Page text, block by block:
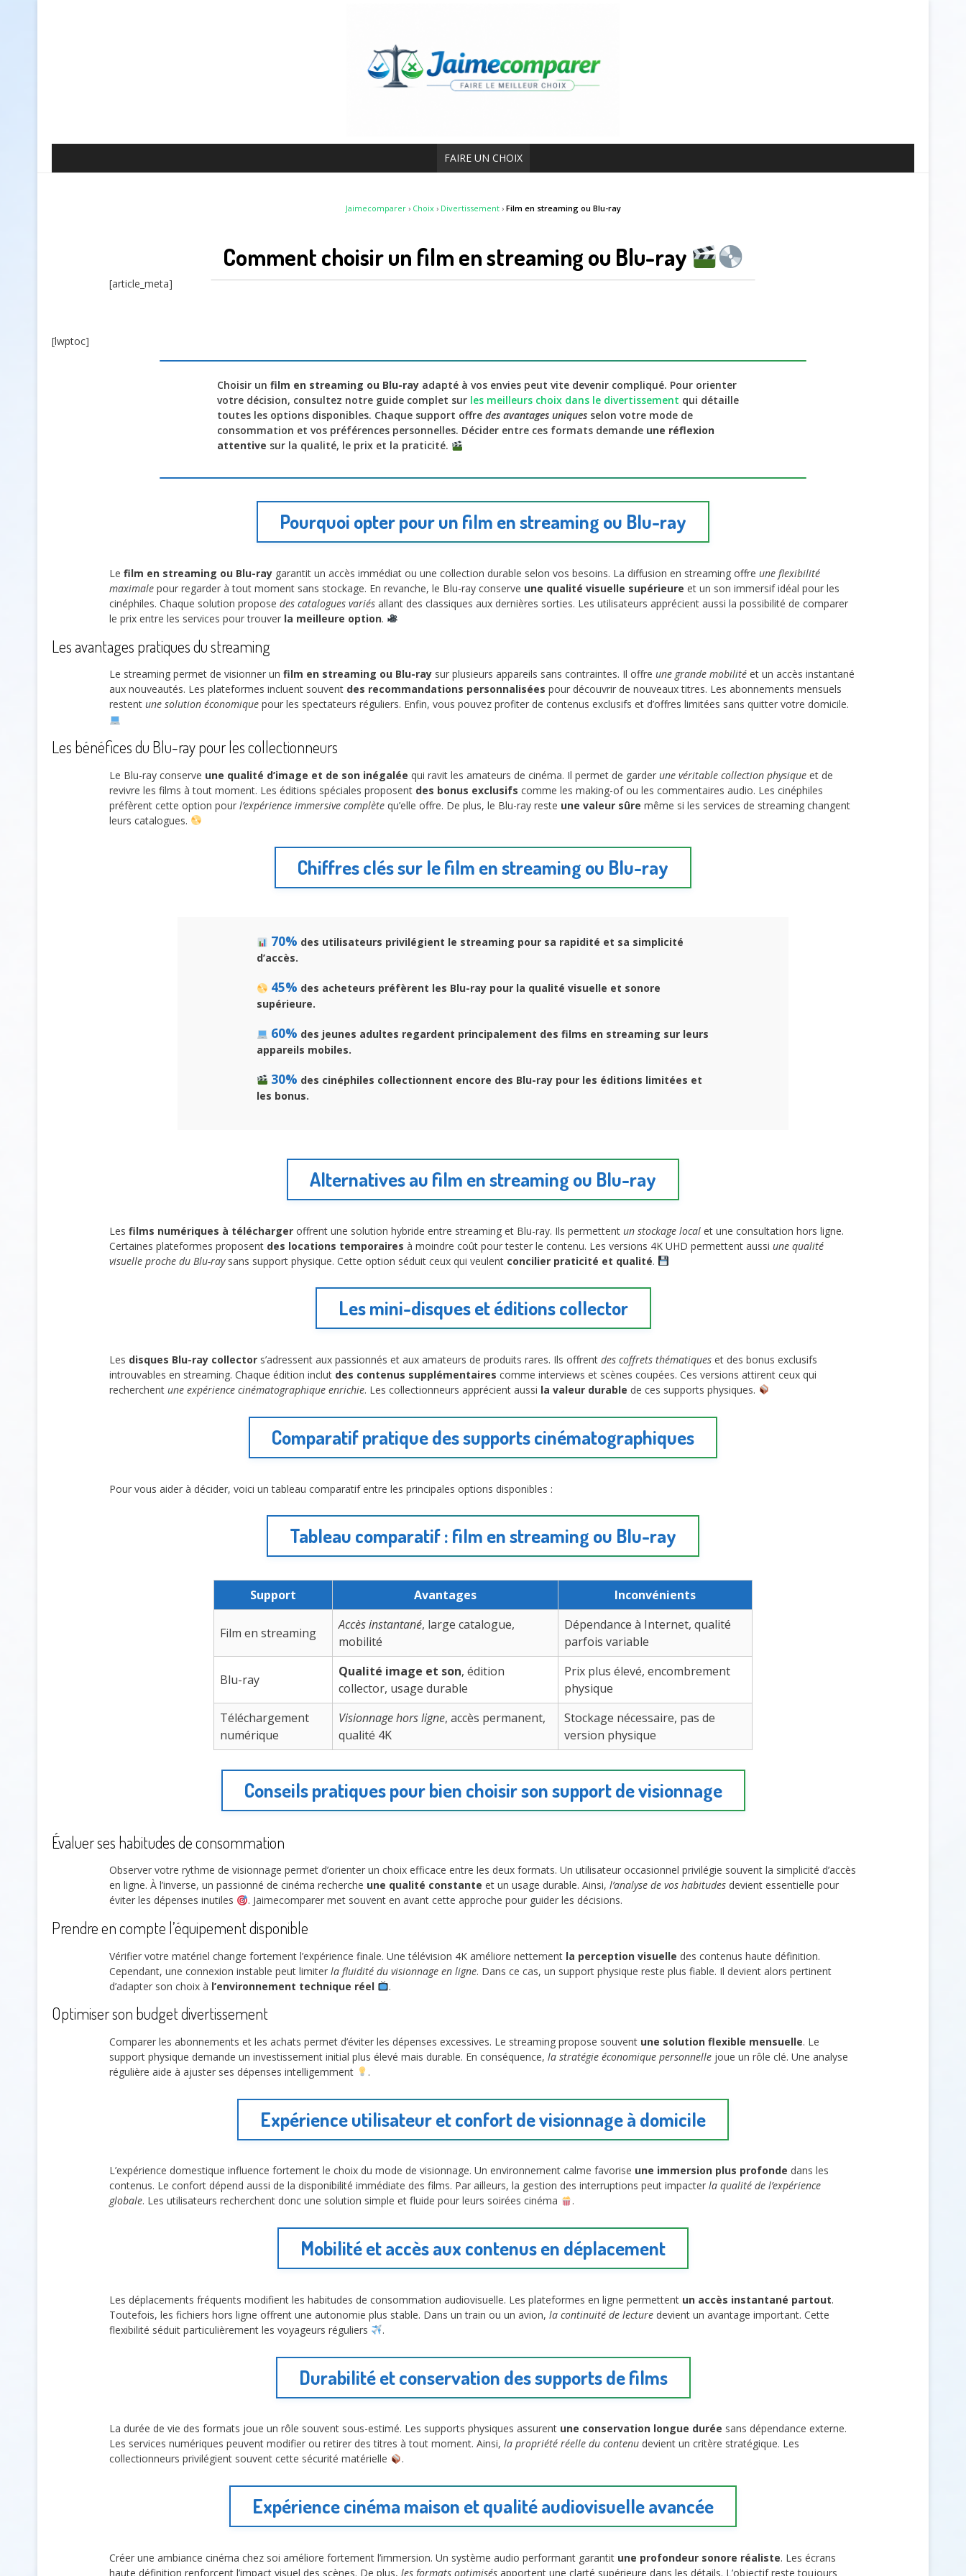
FAIRE UN CHOIX
Jaimecomparer› Choix› Divertissement› Film en streaming ou Blu-ray
Comment choisir un film en streaming ou Blu-ray
[article_meta]
[lwptoc]
Choisir un film en streaming ou Blu-ray adapté à vos envies peut vite devenir compliqué. Pour orienter
votre décision, consultez notre guide complet sur les meilleurs choix dans le divertissement qui détaille
toutes les options disponibles. Chaque support offre des avantages uniques selon votre mode de
consommation et vos préférences personnelles. Décider entre ces formats demande une réflexion
attentive sur la qualité, le prix et la praticité.
Pourquoi opter pour un film en streaming ou Blu-ray
Le film en streaming ou Blu-ray garantit un accès immédiat ou une collection durable selon vos besoins. La diffusion en streaming offre une flexibilité
maximale pour regarder à tout moment sans stockage. En revanche, le Blu-ray conserve une qualité visuelle supérieure et un son immersif idéal pour les
cinéphiles. Chaque solution propose des catalogues variés allant des classiques aux dernières sorties. Les utilisateurs apprécient aussi la possibilité de comparer
le prix entre les services pour trouver la meilleure option.
Les avantages pratiques du streaming
Le streaming permet de visionner un film en streaming ou Blu-ray sur plusieurs appareils sans contraintes. Il offre une grande mobilité et un accès instantané
aux nouveautés. Les plateformes incluent souvent des recommandations personnalisées pour découvrir de nouveaux titres. Les abonnements mensuels
restent une solution économique pour les spectateurs réguliers. Enfin, vous pouvez profiter de contenus exclusifs et d’offres limitées sans quitter votre domicile.
Les bénéfices du Blu-ray pour les collectionneurs
Le Blu-ray conserve une qualité d’image et de son inégalée qui ravit les amateurs de cinéma. Il permet de garder une véritable collection physique et de
revivre les films à tout moment. Les éditions spéciales proposent des bonus exclusifs comme les making-of ou les commentaires audio. Les cinéphiles
préfèrent cette option pour l’expérience immersive complète qu’elle offre. De plus, le Blu-ray reste une valeur sûre même si les services de streaming changent
leurs catalogues.
Chiffres clés sur le film en streaming ou Blu-ray
70% des utilisateurs privilégient le streaming pour sa rapidité et sa simplicité
d’accès.
45% des acheteurs préfèrent les Blu-ray pour la qualité visuelle et sonore
supérieure.
60% des jeunes adultes regardent principalement des films en streaming sur leurs
appareils mobiles.
30% des cinéphiles collectionnent encore des Blu-ray pour les éditions limitées et
les bonus.
Alternatives au film en streaming ou Blu-ray
Les films numériques à télécharger offrent une solution hybride entre streaming et Blu-ray. Ils permettent un stockage local et une consultation hors ligne.
Certaines plateformes proposent des locations temporaires à moindre coût pour tester le contenu. Les versions 4K UHD permettent aussi une qualité
visuelle proche du Blu-raysans support physique. Cette option séduit ceux qui veulent concilier praticité et qualité.
Les mini-disques et éditions collector
Les disques Blu-ray collector s’adressent aux passionnés et aux amateurs de produits rares. Ils offrent des coffrets thématiques et des bonus exclusifs
introuvables en streaming. Chaque édition inclut des contenus supplémentaires comme interviews et scènes coupées. Ces versions attirent ceux qui
recherchent une expérience cinématographique enrichie. Les collectionneurs apprécient aussi la valeur durable de ces supports physiques.
Comparatif pratique des supports cinématographiques
Pour vous aider à décider, voici un tableau comparatif entre les principales options disponibles :
Tableau comparatif : film en streaming ou Blu-ray
Support Avantages Inconvénients
Film en streaming
Accès instantané, large catalogue,
mobilité
Dépendance à Internet, qualité
parfois variable
Blu-ray
Qualité image et son, édition
collector, usage durable
Prix plus élevé, encombrement
physique
Téléchargement
numérique
Visionnage hors ligne, accès permanent,
qualité 4K
Stockage nécessaire, pas de
version physique
Conseils pratiques pour bien choisir son support de visionnage
Évaluer ses habitudes de consommation
Observer votre rythme de visionnage permet d’orienter un choix efficace entre les deux formats. Un utilisateur occasionnel privilégie souvent la simplicité d’accès
en ligne. À l’inverse, un passionné de cinéma recherche une qualité constante et un usage durable. Ainsi, l’analyse de vos habitudes devient essentielle pour
éviter les dépenses inutiles
. Jaimecomparer met souvent en avant cette approche pour guider les décisions.
Prendre en compte l’équipement disponible
Vérifier votre matériel change fortement l’expérience finale. Une télévision 4K améliore nettement la perception visuelle des contenus haute définition.
Cependant, une connexion instable peut limiter la fluidité du visionnage en ligne. Dans ce cas, un support physique reste plus fiable. Il devient alors pertinent
d’adapter son choix à l’environnement technique réel .
Optimiser son budget divertissement
Comparer les abonnements et les achats permet d’éviter les dépenses excessives. Le streaming propose souvent une solution flexible mensuelle. Le
support physique demande un investissement initial plus élevé mais durable. En conséquence, la stratégie économique personnelle joue un rôle clé. Une analyse
régulière aide à ajuster ses dépenses intelligemment
.
Expérience utilisateur et confort de visionnage à domicile
L’expérience domestique influence fortement le choix du mode de visionnage. Un environnement calme favorise une immersion plus profonde dans les
contenus. Le confort dépend aussi de la disponibilité immédiate des films. Par ailleurs, la gestion des interruptions peut impacter la qualité de l’expérience
globale. Les utilisateurs recherchent donc une solution simple et fluide pour leurs soirées cinéma .
Mobilité et accès aux contenus en déplacement
Les déplacements fréquents modifient les habitudes de consommation audiovisuelle. Les plateformes en ligne permettent un accès instantané partout.
Toutefois, les fichiers hors ligne offrent une autonomie plus stable. Dans un train ou un avion, la continuité de lecture devient un avantage important. Cette
flexibilité séduit particulièrement les voyageurs réguliers
.
Durabilité et conservation des supports de films
La durée de vie des formats joue un rôle souvent sous-estimé. Les supports physiques assurent une conservation longue durée sans dépendance externe.
Les services numériques peuvent modifier ou retirer des titres à tout moment. Ainsi, la propriété réelle du contenu devient un critère stratégique. Les
collectionneurs privilégient souvent cette sécurité matérielle
.
Expérience cinéma maison et qualité audiovisuelle avancée
Créer une ambiance cinéma chez soi améliore fortement l’immersion. Un système audio performant garantit une profondeur sonore réaliste. Les écrans
haute définition renforcent l’impact visuel des scènes. De plus, les formats optimisés apportent une clarté supérieure dans les détails. L’objectif reste toujours